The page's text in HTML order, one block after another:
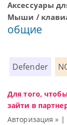
Аксессуары
Мыши /
общие
Defender
Для того,
зайти в
Авторизация » |